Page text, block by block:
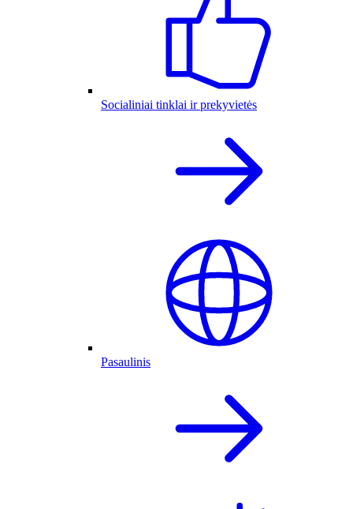
Socialiniai tinklai ir prekyvietės
Pasaulinis